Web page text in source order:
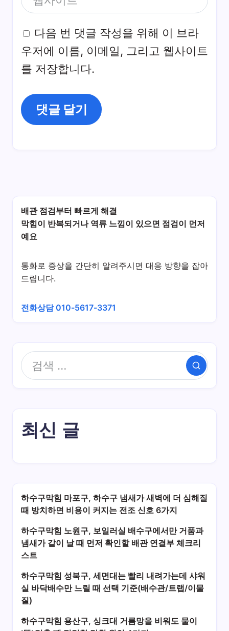
다음 번 댓글 작성을 위해 이 브라
우저에 이름, 이메일, 그리고 웹사이트
를 저장합니다.
배관 점검부터 빠르게 해결
막힘이 반복되거나 역류 느낌이 있으면 점검이 먼저
예요
통화로 증상을 간단히 알려주시면 대응 방향을 잡아
드립니다.
전화상담 010-5617-3371
검색
최신 글
하수구막힘 마포구, 하수구 냄새가 새벽에 더 심해질
때 방치하면 비용이 커지는 전조 신호 6가지
하수구막힘 노원구, 보일러실 배수구에서만 거품과
냄새가 같이 날 때 먼저 확인할 배관 연결부 체크리
스트
하수구막힘 성북구, 세면대는 빨리 내려가는데 샤워
실 바닥배수만 느릴 때 선택 기준(배수관/트랩/이물
질)
하수구막힘 용산구, 싱크대 거름망을 비워도 물이